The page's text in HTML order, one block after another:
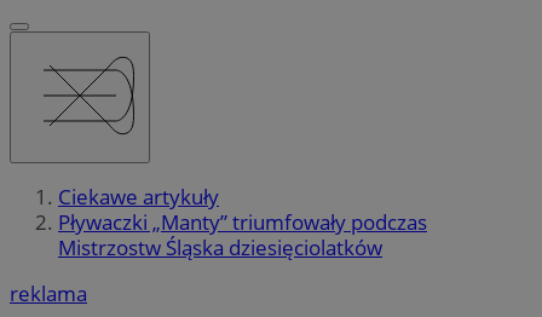
Ciekawe artykuły
Pływaczki „Manty” triumfowały podczas
Mistrzostw Śląska dziesięciolatków
reklama